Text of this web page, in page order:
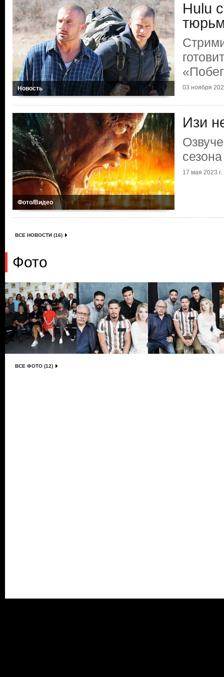
Новость
Hulu
03 ноября
Фото/Видео
Изи
17 мая 2023 г.
ВСЕ НОВОСТИ (16)
Фото
ВСЕ ФОТО (12)